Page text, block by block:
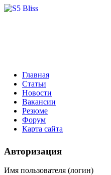
Главная
Статьи
Новости
Вакансии
Резюме
Форум
Карта сайта
Авторизация
Имя пользователя (логин)